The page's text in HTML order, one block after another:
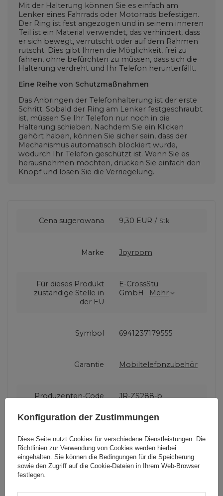
Mit der Halterung können Sie es einfach am
Lenker eines Fahrrads oder Motorrads befestigen.
Der Ring ist fest angezogen und in seinem inneren
Teil ist ein Material verwendet, das verhindert, dass
er sich bewegt, verrutscht oder auf dem Rahmen
rutscht. Dies gibt Ihnen die Möglichkeit, frei zu
fahren, ohne befürchten zu müssen, dass sich die
Halterung verdreht und Ihr Telefon herunterfällt.
Eine Reihe von Schutzmaßnahmen
Das Anbringen der Telefonhalterung ist der erste
Schritt. Sobald der Ring am Lenker festgeschraubt
ist, müssen Sie Ihr Telefon nur noch in die
Halterung schieben. Nachdem Sie ein Klicken
gehört haben, können Sie sicher sein, dass der
Mechanismus automatisch blockiert wurde,
wodurch Ihr Telefon geschützt ist. Wenn Sie es
herausnehmen möchten, drücken Sie einfach den
Knopf und lösen Sie die Verriegelung.
Cena sugerowana 9,30 EUR / Stk
Marke Joyroom
Für dieses Produkt
zuständige Stelle in
der EU
E-CrossStu
GmbH
Mehr
Symbol 6941237179555
Garantie Mobiltelefonzubehör
Produzenten-Code JR-ZS288-b
Minimale
Gerätebreite (mm)
67
Konfiguration der Zustimmungen
Diese Seite nutzt Cookies für verschiedene Dienstleistungen. Die
Richtlinien zur Verwendung von Cookies werden hierbei
eingehalten. Sie können die Bedingungen für die Speicherung
sowie den Zugriff auf die Cookie-Dateien in Ihrem Web-Browser
festlegen.